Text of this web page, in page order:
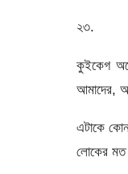
২৩.
কুইকেগ
আমাদের,
এটাকে
লোকের মত